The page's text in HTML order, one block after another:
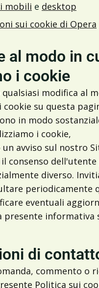
mobili e desktop
sui cookie di Opera
al modo in
i cookie
modifica al
su questa
in modo
i cookie,
avviso sul nostro
consenso
diverso.
periodicamente
eventuali
presente informativa
di
commento o
Politica sui